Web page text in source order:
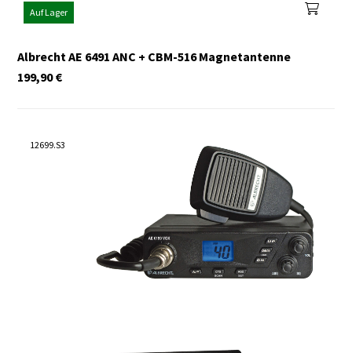
Auf Lager
Albrecht AE 6491 ANC + CBM-516 Magnetantenne
€
199,90
12699.S3